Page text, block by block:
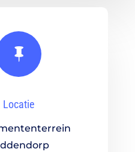

Locatie